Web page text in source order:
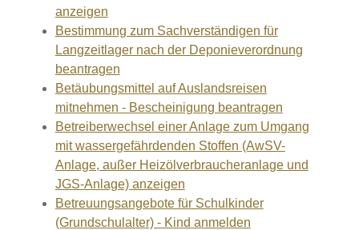
anzeigen
Bestimmung zum Sachverständigen für
Langzeitlager nach der Deponieverordnung
beantragen
Betäubungsmittel auf Auslandsreisen
mitnehmen - Bescheinigung beantragen
Betreiberwechsel einer Anlage zum Umgang
mit wassergefährdenden Stoffen (AwSV-
Anlage, außer Heizölverbraucheranlage und
JGS-Anlage) anzeigen
Betreuungsangebote für Schulkinder
(Grundschulalter) - Kind anmelden